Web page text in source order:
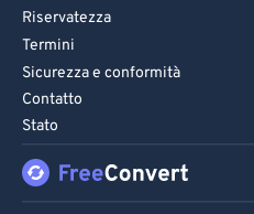
Riservatezza
Termini
Sicurezza e conformità
Contatto
Stato